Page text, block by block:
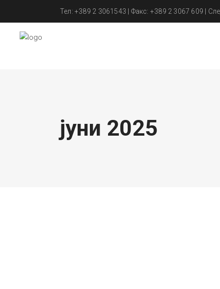
Тел: +389 2 3061543 | Факс: +389 2 3067 609 |
јуни 2025